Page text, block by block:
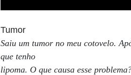
Tumor
Saiu um tumor no meu cotovelo.
que tenho
lipoma. O que causa esse